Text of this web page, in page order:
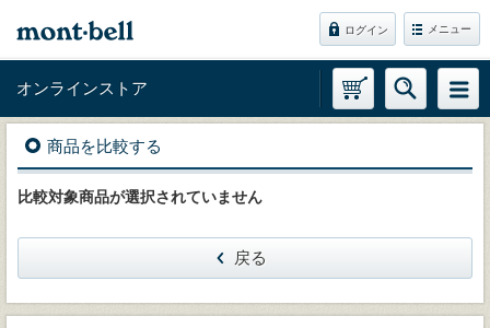
ログイン メニュー
オンラインストア
商品を比較する
比較対象商品が選択されていません
戻る